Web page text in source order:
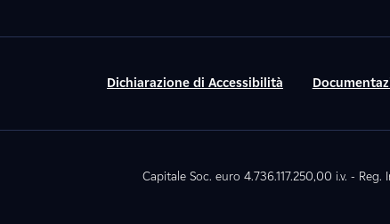
Dichiarazione di Accessibilità
Capitale Soc. euro 4.736.117.250,00 i.v. -